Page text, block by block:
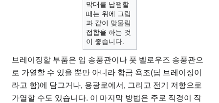
막대를 납땜할
때는 위에 그림
과 같이 맞물림
접합을 하는 것
이 좋습니다.
브레이징할 부품은 입 송풍관이나 풋 벨로우즈 송풍관으
로 가열할 수 있을 뿐만 아니라 합금 욕조(딥 브레이징이
라고 함)에 담그거나, 용광로에서, 그리고 전기 저항으로
가열할 수도 있습니다. 이 마지막 방법은 주로 직경이 작